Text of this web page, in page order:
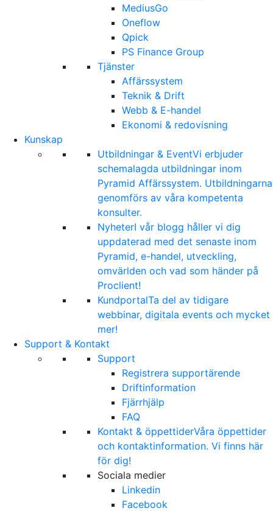
MediusGo
Oneflow
Qpick
PS Finance Group
Tjänster
Affärssystem
Teknik & Drift
Webb & E-handel
Ekonomi & redovisning
Kunskap
Utbildningar & EventVi erbjuder
schemalagda utbildningar inom
Pyramid Affärssystem. Utbildningarna
genomförs av våra kompetenta
konsulter.
NyheterI vår blogg håller vi dig
uppdaterad med det senaste inom
Pyramid, e-handel, utveckling,
omvärlden och vad som händer på
Proclient!
KundportalTa del av tidigare
webbinar, digitala events och mycket
mer!
Support & Kontakt
Support
Registrera supportärende
Driftinformation
Fjärrhjälp
FAQ
Kontakt & öppettiderVåra öppettider
och kontaktinformation. Vi finns här
för dig!
Sociala medier
Linkedin
Facebook